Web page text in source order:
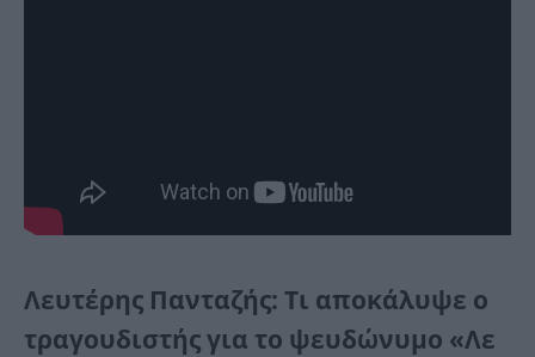
Λευτέρης Πανταζής: Τι αποκάλυψε ο
τραγουδιστής για το ψευδώνυμο «Λε